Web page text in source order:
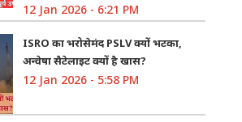
12 Jan 2026 - 6:21 PM
ISRO का भरोसेमंद PSLV क्यों भटका,
अन्वेषा सैटेलाइट क्यों है खास?
12 Jan 2026 - 5:58 PM